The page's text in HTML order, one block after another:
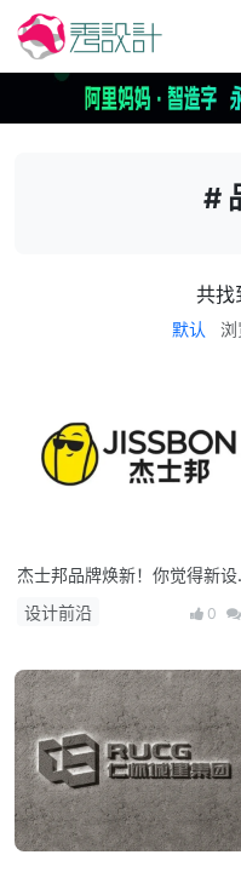
#
共找
默认 浏
杰士邦品牌焕新！你觉得新设
如何？
设计前沿 0